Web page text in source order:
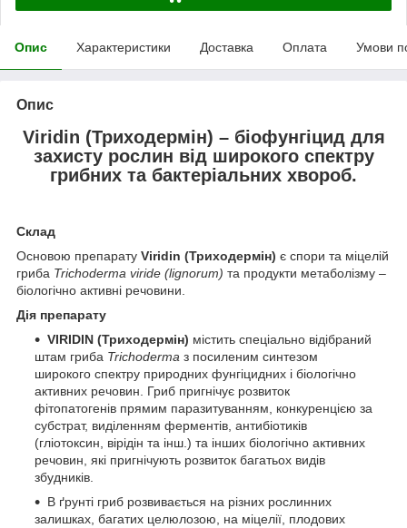
Опис Характеристики Доставка Оплата Умови
Опис
Viridin (Триходермін) – біофунгіцид для
захисту рослин від широкого спектру
грибних та бактеріальних хвороб.
Склад
Основою препарату Viridin (Триходермін) є спори та міцелій
гриба Trichoderma viride (lignorum) та продукти метаболізму –
біологічно активні речовини.
Дія препарату
VIRIDIN (Триходермін) містить спеціально відібраний
штам гриба Trichoderma з посиленим синтезом
широкого спектру природних фунгіцидних і біологічно
активних речовин. Гриб пригнічує розвиток
фітопатогенів прямим паразитуванням, конкуренцією за
субстрат, виділенням ферментів, антибіотиків
(гліотоксин, вірідін та інш.) та інших біологічно активних
речовин, які пригнічують розвиток багатьох видів
збудників.
В ґрунті гриб розвивається на різних рослинних
залишках, багатих целюлозою, на міцелії, плодових